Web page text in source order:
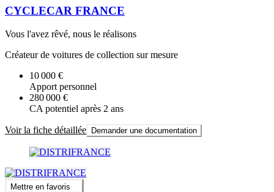
CYCLECAR FRANCE
Vous l'avez rêvé, nous le réalisons
Créateur de voitures de collection sur mesure
10 000 €
Apport personnel
280 000 €
CA potentiel après 2 ans
Voir la fiche détaillée Demander une documentation
Mettre en favoris